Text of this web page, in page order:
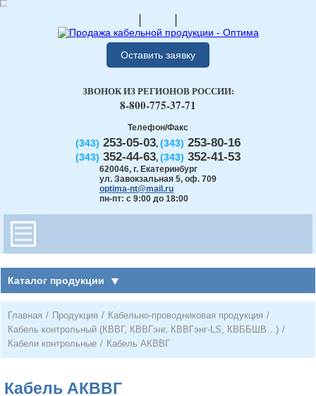
Оставить заявку
Телефон/Факс
(343) 253-05-03, (343) 253-80-16
(343) 352-44-63, (343) 352-41-53
620046, г. Екатеринбург
ул. Завокзальная 5, оф. 709
optima-nt@mail.ru
пн-пт: с 9:00 до 18:00
ЗВОНОК ИЗ РЕГИОНОВ РОССИИ:
8-800-775-37-71
Каталог продукции
Главная / Продукция / Кабельно-проводниковая продукция /
Кабель контрольный (КВВГ, КВВГэнг, КВВГэнг-LS, КВББШВ…) /
Кабели контрольные / Кабель АКВВГ
Кабель АКВВГ